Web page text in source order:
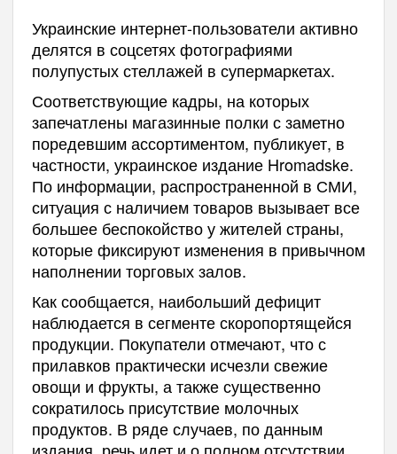
Украинские интернет-пользователи активно
делятся в соцсетях фотографиями
полупустых стеллажей в супермаркетах.
Соответствующие кадры, на которых
запечатлены магазинные полки с заметно
поредевшим ассортиментом, публикует, в
частности, украинское издание Hromadske.
По информации, распространенной в СМИ,
ситуация с наличием товаров вызывает все
большее беспокойство у жителей страны,
которые фиксируют изменения в привычном
наполнении торговых залов.
Как сообщается, наибольший дефицит
наблюдается в сегменте скоропортящейся
продукции. Покупатели отмечают, что с
прилавков практически исчезли свежие
овощи и фрукты, а также существенно
сократилось присутствие молочных
продуктов. В ряде случаев, по данным